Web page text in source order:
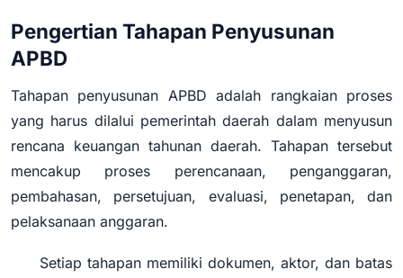
Pengertian Tahapan Penyusunan
APBD
Tahapan penyusunan APBD adalah rangkaian proses
yang harus dilalui pemerintah daerah dalam menyusun
rencana keuangan tahunan daerah. Tahapan tersebut
mencakup proses perencanaan, penganggaran,
pembahasan, persetujuan, evaluasi, penetapan, dan
pelaksanaan anggaran.
Setiap tahapan memiliki dokumen, aktor, dan batas